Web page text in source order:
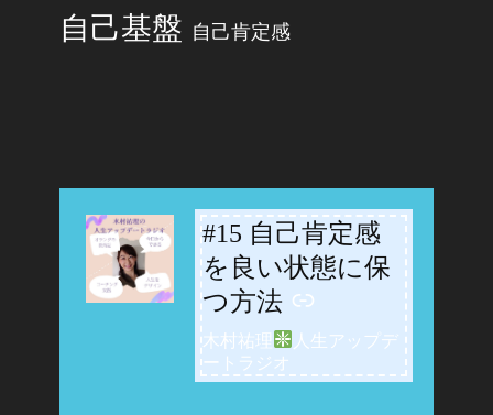
自己基盤 自己肯定感
#15 自己肯定感
を良い状態に保
つ方法
-
木村祐理
人生アップデ
ートラジオ